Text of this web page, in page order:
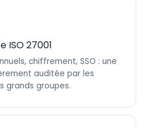
ISO 27001
chiffrement, SSO : une
auditée par les
grands groupes.